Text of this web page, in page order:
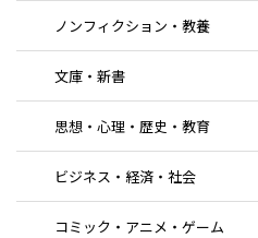
ノンフィクション・教養
文庫・新書
思想・心理・歴史・教育
ビジネス・経済・社会
コミック・アニメ・ゲーム